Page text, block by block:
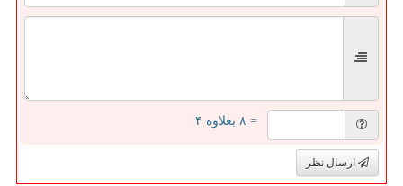
= ۸ بعلاوه ۴
ارسال نظر